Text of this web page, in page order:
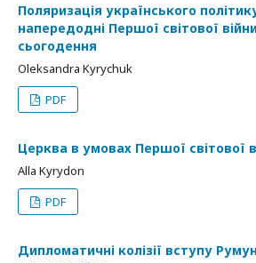
Поляризація українського
напередодні Першої світової
сьогодення
Oleksandra Kyrychuk
PDF
Церква в умовах Першої світової
Alla Kyrydon
PDF
Дипломатичні колізії вступу